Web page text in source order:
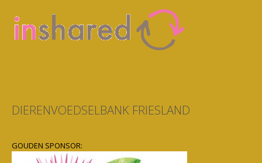
DIERENVOEDSELBANK FRIESLAND
GOUDEN SPONSOR: